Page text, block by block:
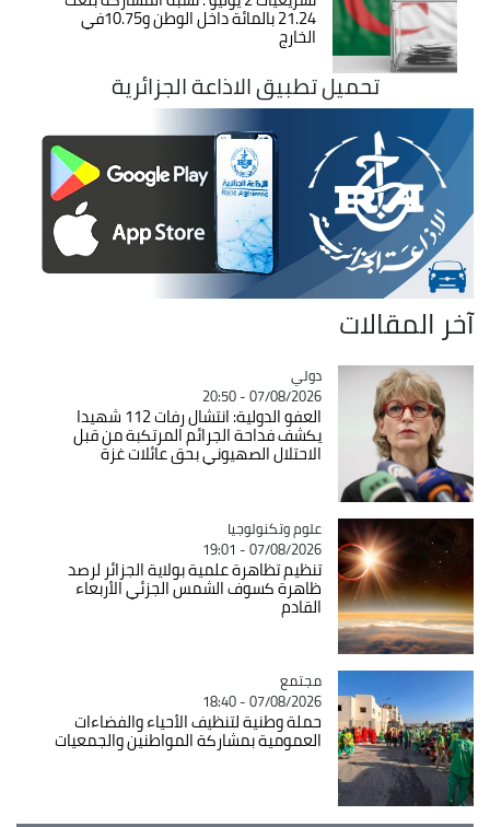
21.24 بالمائة داخل الوطن و10.75في
الخارج
تحميل تطبيق الاذاعة الجزائرية
آخر المقالات
Catégorie
دولي
07/08/2026 - 20:50
العفو الدولية: انتشال رفات 112 شهيدا
يكشف فداحة الجرائم المرتكبة من قبل
الاحتلال الصهيوني بحق عائلات غزة
Catégorie
علوم وتكنولوجيا
07/08/2026 - 19:01
تنظيم تظاهرة علمية بولاية الجزائر لرصد
ظاهرة كسوف الشمس الجزئي الأربعاء
القادم
Catégorie
مجتمع
07/08/2026 - 18:40
حملة وطنية لتنظيف الأحياء والفضاءات
العمومية بمشاركة المواطنين والجمعيات